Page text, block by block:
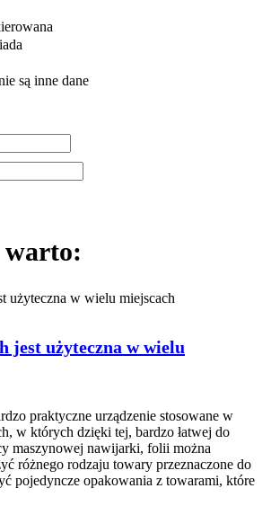
są inne dane
warto:
jest użyteczna w wielu
praktyczne urządzenie stosowane w
w których dzięki tej, bardzo łatwej do
maszynowej nawijarki, folii można
różnego rodzaju towary przeznaczone do
pojedyncze opakowania z towarami, które